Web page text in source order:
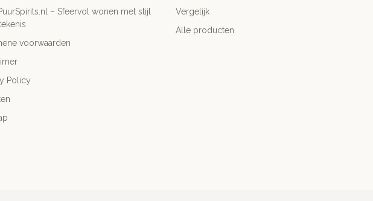
– Sfeervol wonen met stijl
voorwaarden
Policy
Vergelijk
Alle producten